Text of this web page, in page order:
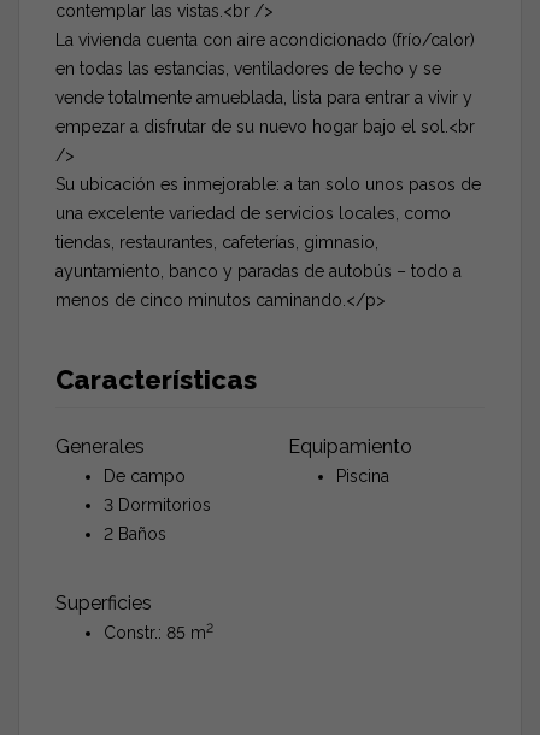
contemplar las vistas.<br />
La vivienda cuenta con aire acondicionado (frío/calor)
en todas las estancias, ventiladores de techo y se
vende totalmente amueblada, lista para entrar a vivir y
empezar a disfrutar de su nuevo hogar bajo el sol.<br
/>
Su ubicación es inmejorable: a tan solo unos pasos de
una excelente variedad de servicios locales, como
tiendas, restaurantes, cafeterías, gimnasio,
ayuntamiento, banco y paradas de autobús – todo a
menos de cinco minutos caminando.</p>
Características
Generales
De campo
3 Dormitorios
2 Baños
Superficies
Constr.: 85 m2
Equipamiento
Piscina